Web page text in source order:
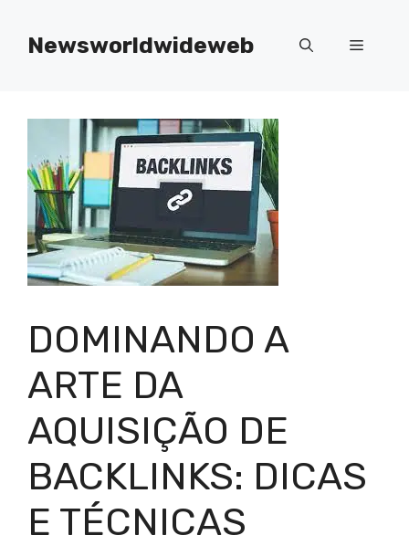
contentNewsworldwideweb Menu
DOMINANDO A
ARTE DA
AQUISIÇÃO DE
BACKLINKS: DICAS
E TÉCNICAS